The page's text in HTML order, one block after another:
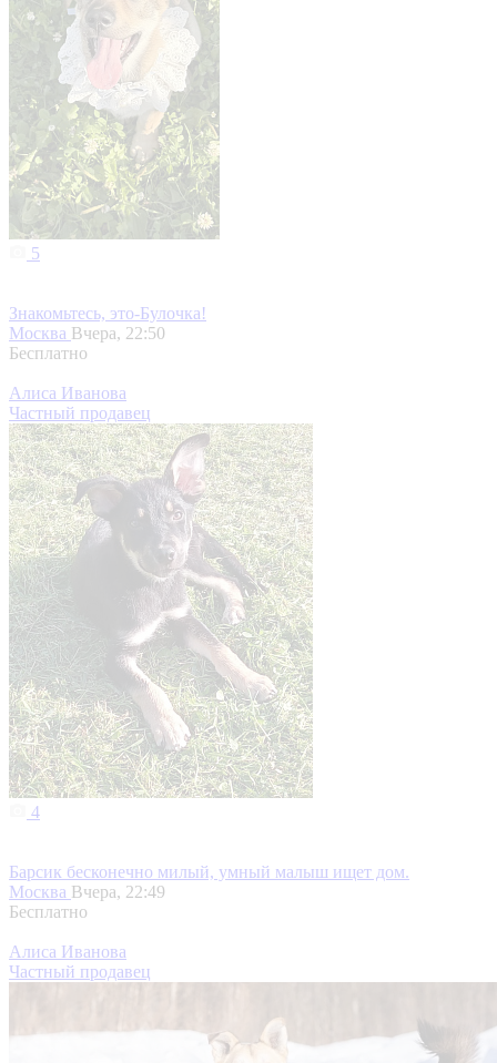
5
Знакомьтесь, это-Булочка!
Москва Вчера, 22:50
Бесплатно
Алиса Иванова
Частный продавец
4
Барсик бесконечно милый, умный малыш ищет дом.
Москва Вчера, 22:49
Бесплатно
Алиса Иванова
Частный продавец